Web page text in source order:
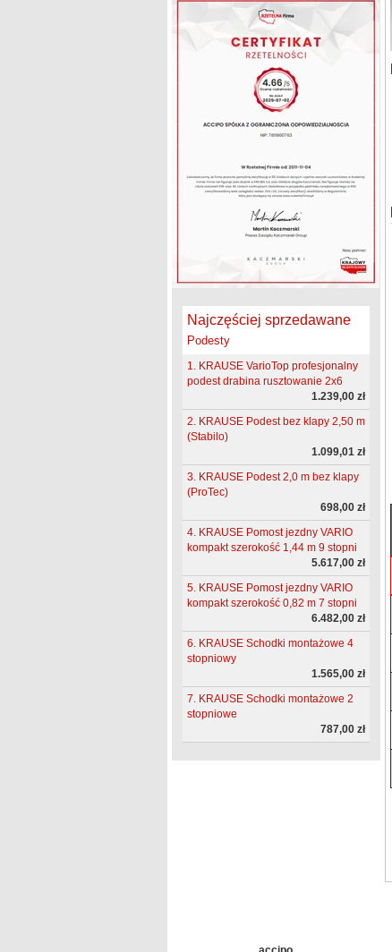
Najczęściej sprzedawane
Podesty
1. KRAUSE VarioTop profesjonalny
podest drabina rusztowanie 2x6
1.239,00 zł
2. KRAUSE Podest bez klapy 2,50 m
(Stabilo)
1.099,01 zł
3. KRAUSE Podest 2,0 m bez klapy
(ProTec)
698,00 zł
4. KRAUSE Pomost jezdny VARIO
kompakt szerokość 1,44 m 9 stopni
5.617,00 zł
5. KRAUSE Pomost jezdny VARIO
kompakt szerokość 0,82 m 7 stopni
6.482,00 zł
6. KRAUSE Schodki montażowe 4
stopniowy
1.565,00 zł
7. KRAUSE Schodki montażowe 2
stopniowe
787,00 zł